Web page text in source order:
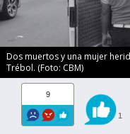
Dos muertos y una mujer
Trébol. (Foto: CBM)
9
1